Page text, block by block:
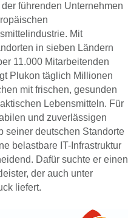
führenden Unternehmen
Mit
in sieben Ländern
11.000 Mitarbeitenden
Plukon täglich Millionen
mit frischen, gesunden
Lebensmitteln. Für
und zuverlässigen
seiner deutschen Standorte
belastbare IT-Infrastruktur
Dafür suchte er einen
der auch unter
liefert.